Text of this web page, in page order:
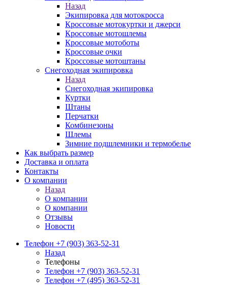
Назад
Экипировка для мотокросса
Кроссовые мотокуртки и джерси
Кроссовые мотошлемы
Кроссовые мотоботы
Кроссовые очки
Кроссовые мотоштаны
Снегоходная экипировка
Назад
Снегоходная экипировка
Куртки
Штаны
Перчатки
Комбинезоны
Шлемы
Зимние подшлемники и термобелье
Как выбрать размер
Доставка и оплата
Контакты
О компании
Назад
О компании
О компании
Отзывы
Новости
Телефон +7 (903) 363-52-31
Назад
Телефоны
Телефон +7 (903) 363-52-31
Телефон +7 (495) 363-52-31